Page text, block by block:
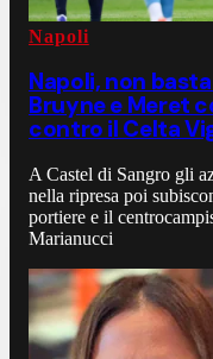
Napoli
Napoli, non
Bruyne e Meret
contro il Celta
A Castel di Sangro gli
nella ripresa poi
portiere e il
Marianucci